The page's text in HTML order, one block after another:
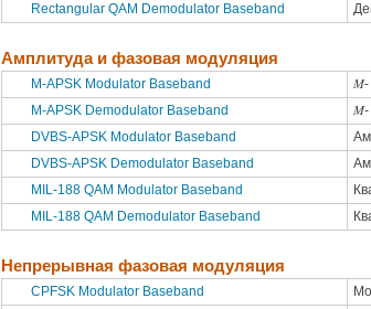
Rectangular QAM Demodulator Baseband
Амплитуда и фазовая модуляция
M-APSK Modulator Baseband M
M-APSK Demodulator Baseband
M
DVBS-APSK Modulator Baseband
DVBS-APSK Demodulator Baseband
MIL-188 QAM Modulator Baseband
MIL-188 QAM Demodulator Baseband
Непрерывная фазовая модуляция
CPFSK Modulator Baseband